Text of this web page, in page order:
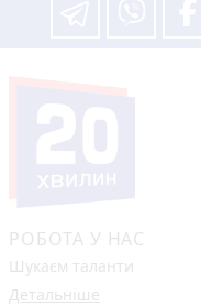
РОБОТА У НАС
Шукаєм таланти
Детальніше